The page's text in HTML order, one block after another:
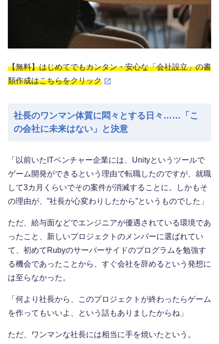
【無料】はじめてでもカンタン・安心な「会社設立」の書
類作成はこちらをクリック
社長のワンマン体質に悶々とする日々……「こ
の会社に未来はない」と決意
「以前いたITベンチャー企業には、Unityというツールで
ゲーム開発ができるという理由で転職したのですが、就職
して3カ月くらいでその案件が消滅することに。しかもそ
の理由が、”社長が心変わりしたから”というものでした」
ただ、給与面などでエンジニアが優遇されている環境であ
ったこと、新しいプロジェクトのメンバーに選ばれてい
て、初めてRubyのサーバーサイドのプログラムを勉強す
る機会であったことから、すぐ会社を辞めるという発想に
は至らなかった。
「何より社長から、このプロジェクトが終わったらゲーム
を作ってもいいよ、という話もありましたからね」
ただ、ワンマンな社長には相当に手を焼いたという。